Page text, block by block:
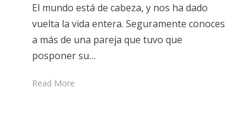
El mundo está de cabeza, y nos ha dado
vuelta la vida entera. Seguramente conoces
a más de una pareja que tuvo que
posponer su…
Read More